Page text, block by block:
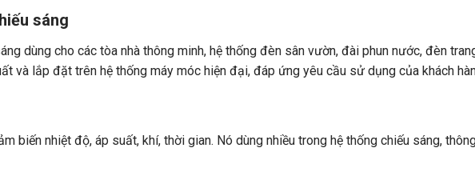
sáng
dùng cho các tòa nhà thông minh, hệ thống đèn sân vườn, đài phun nước, đèn
và lắp đặt trên hệ thống máy móc hiện đại, đáp ứng yêu cầu sử dụng của khách
biến nhiệt độ, áp suất, khí, thời gian. Nó dùng nhiều trong hệ thống chiếu sáng,